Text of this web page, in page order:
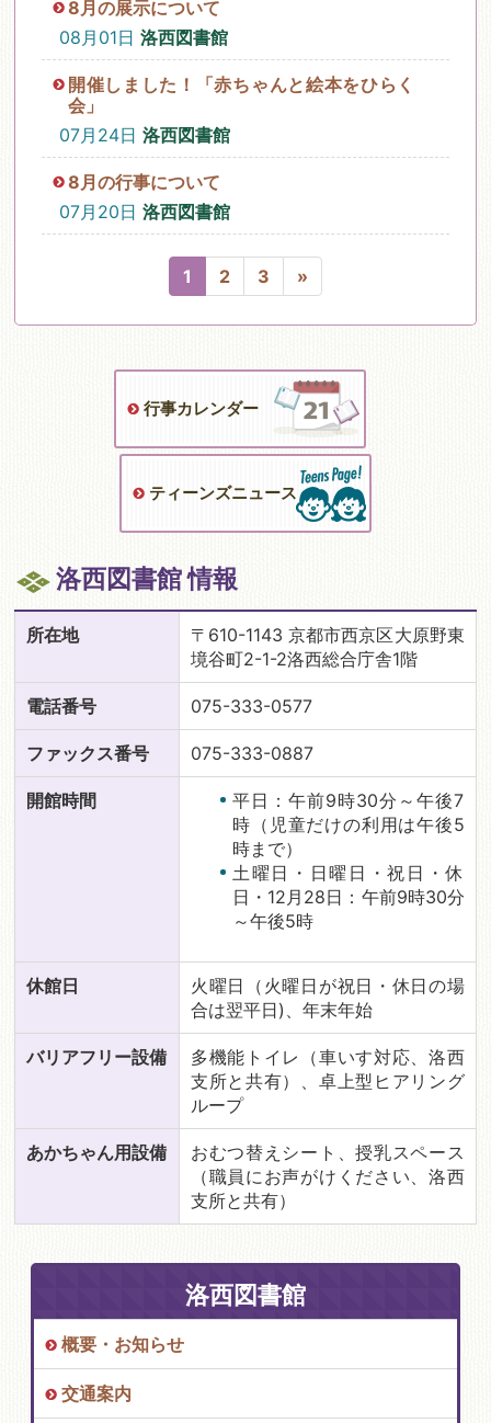
8月の展示について
08月01日 洛西図書館
開催しました！「赤ちゃんと絵本をひらく
会」
07月24日 洛西図書館
8月の行事について
07月20日 洛西図書館
1 2 3 »
行事カレンダー
ティーンズニュース
洛西図書館 情報
所在地
〒610-1143 京都市西京区大原野東
境谷町2-1-2洛西総合庁舎1階
電話番号 075-333-0577
ファックス番号 075-333-0887
開館時間
平日：午前9時30分～午後7
時（児童だけの利用は午後5
時まで）
土曜日・日曜日・祝日・休
日・12月28日：午前9時30分
～午後5時
休館日
火曜日（火曜日が祝日・休日の場
合は翌平日)、年末年始
バリアフリー設備
多機能トイレ（車いす対応、洛西
支所と共有）、卓上型ヒアリング
ループ
あかちゃん用設備
おむつ替えシート、授乳スペース
（職員にお声がけください、洛西
支所と共有）
洛西図書館
概要・お知らせ
交通案内